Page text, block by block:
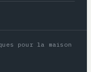
pour la maison